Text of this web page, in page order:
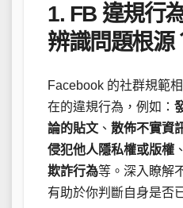
1. FB 違規行
辨識問題根源
Facebook 的社群規範
在的違規行為，例如：
論的貼文 、 散佈不實資
侵犯他人隱私權或版權 、
欺詐行為等。深入瞭解
有助於你判斷自身是否